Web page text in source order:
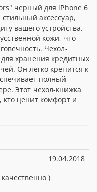
черный для iPhone 6
аксессуар,
вашего устройства.
кожи, что
Чехол-
хранения кредитных
Он легко крепится к
полный
Этот чехол-книжка
ценит комфорт и
19.04.2018
)